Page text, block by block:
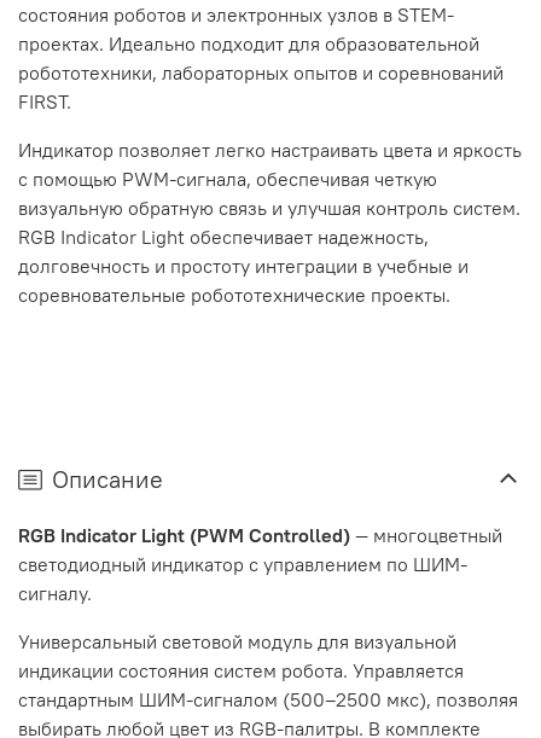
состояния роботов и электронных узлов в STEM-
проектах. Идеально подходит для образовательной
робототехники, лабораторных опытов и соревнований
FIRST.
Индикатор позволяет легко настраивать цвета и яркость
с помощью PWM-сигнала, обеспечивая четкую
визуальную обратную связь и улучшая контроль систем.
RGB Indicator Light обеспечивает надежность,
долговечность и простоту интеграции в учебные и
соревновательные робототехнические проекты.
Описание
RGB Indicator Light (PWM Controlled) — многоцветный
светодиодный индикатор с управлением по ШИМ-
сигналу.
Универсальный световой модуль для визуальной
индикации состояния систем робота. Управляется
стандартным ШИМ-сигналом (500–2500 мкс), позволяя
выбирать любой цвет из RGB-палитры. В комплекте